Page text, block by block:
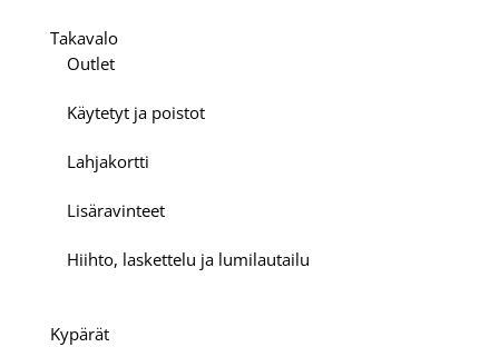
Takavalo
Outlet
Käytetyt ja poistot
Lahjakortti
Lisäravinteet
Hiihto, laskettelu ja lumilautailu
Kypärät